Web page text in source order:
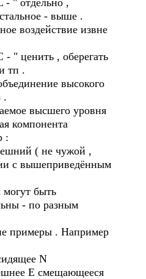
" отдельно ,
- выше .
воздействие извне
" ценить , оберегать
тп .
высокого
.
высшего уровня
компонента
:
( не чужой ,
с вышеприведённым
быть
- по разным
примеры . Например
N
E смещающееся